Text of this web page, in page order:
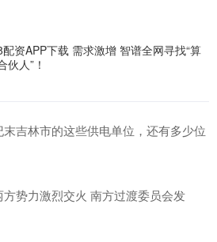
资APP下载 需求激增 智谱全网寻找“算
伙人”！
吉林市的这些供电单位，还有多少位
势力激烈交火 南方过渡委员会发